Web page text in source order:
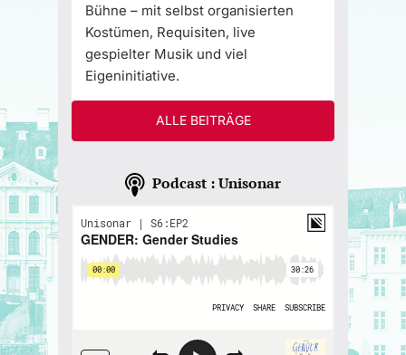
Bühne – mit selbst organisierten
Kostümen, Requisiten, live
gespielter Musik und viel
Eigeninitiative.
ALLE BEITRÄGE
Podcast : Unisonar